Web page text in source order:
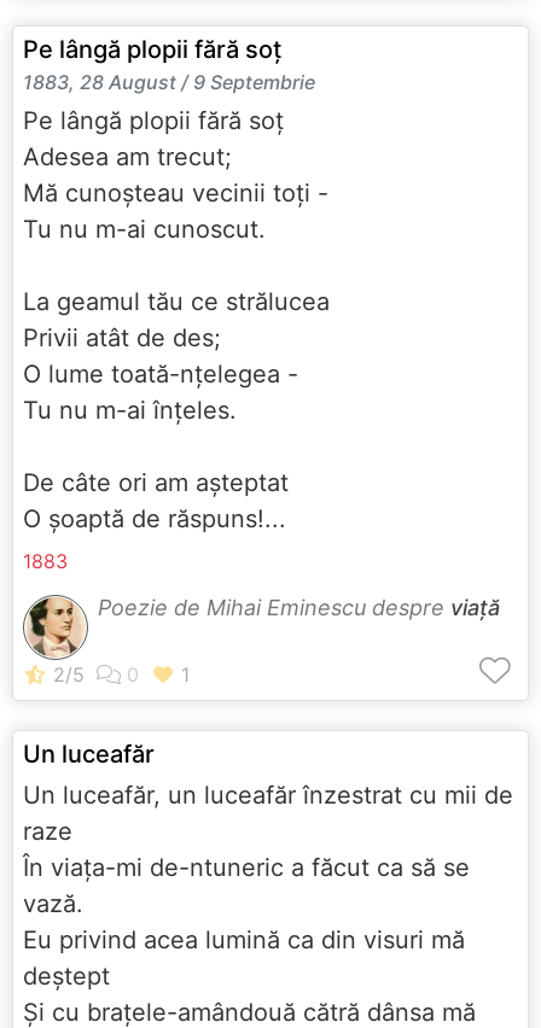
Pe lângă plopii fără soţ
1883, 28 August / 9 Septembrie
Pe lângă plopii fără soţ
Adesea am trecut;
Mă cunoşteau vecinii toţi -
Tu nu m-ai cunoscut.
La geamul tău ce strălucea
Privii atât de des;
O lume toată-nţelegea -
Tu nu m-ai înţeles.
De câte ori am aşteptat
O şoaptă de răspuns!...
1883
Poezie de Mihai Eminescu despre viață
Un luceafăr
Un luceafăr, un luceafăr înzestrat cu mii de
raze
În viaţa-mi de-ntuneric a făcut ca să se
vază.
Eu privind acea lumină ca din visuri mă
deştept
Şi cu braţele-amândouă cătră dânsa mă